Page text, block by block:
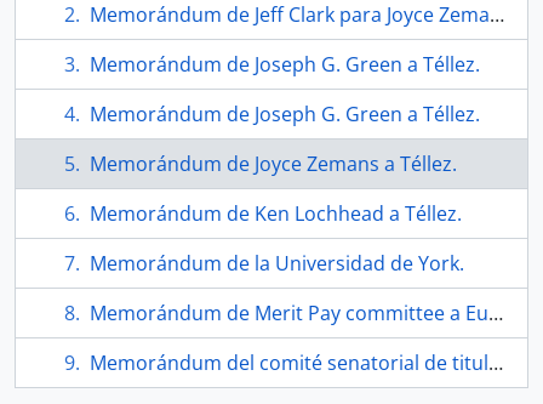
Memorándum de Jeff Clark para Joyce Zemans.
Memorándum de Joseph G. Green a Téllez.
Memorándum de Joseph G. Green a Téllez.
Memorándum de Joyce Zemans a Téllez.
Memorándum de Ken Lochhead a Téllez.
Memorándum de la Universidad de York.
Memorándum de Merit Pay committee a Eugenio Téllez.
Memorándum del comité senatorial de titularidad y ascensos para Eugenio Téllez.